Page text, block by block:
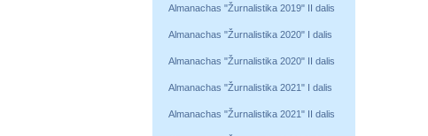
Almanachas "Žurnalistika 2019" II dalis
Almanachas "Žurnalistika 2020" I dalis
Almanachas "Žurnalistika 2020" II dalis
Almanachas "Žurnalistika 2021" I dalis
Almanachas "Žurnalistika 2021" II dalis